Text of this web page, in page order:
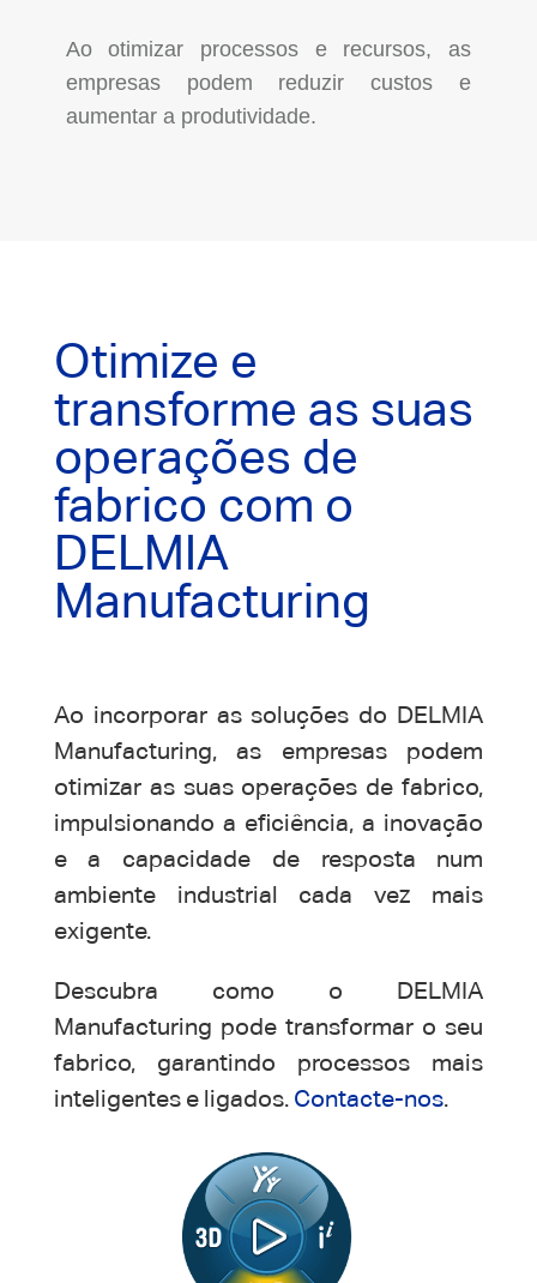
Ao otimizar processos e recursos, as
empresas podem reduzir custos e
aumentar a produtividade.
Otimize e
transforme as suas
operações de
fabrico com o
DELMIA
Manufacturing
Ao incorporar as soluções do DELMIA
Manufacturing, as empresas podem
otimizar as suas operações de fabrico,
impulsionando a eficiência, a inovação
e a capacidade de resposta num
ambiente industrial cada vez mais
exigente.
Descubra como o DELMIA
Manufacturing pode transformar o seu
fabrico, garantindo processos mais
inteligentes e ligados. Contacte-nos.